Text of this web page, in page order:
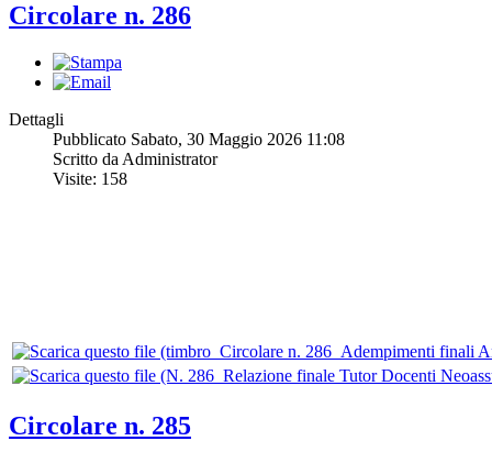
Circolare n. 286
Dettagli
Pubblicato Sabato, 30 Maggio 2026 11:08
Scritto da Administrator
Visite: 158
Circolare n. 285